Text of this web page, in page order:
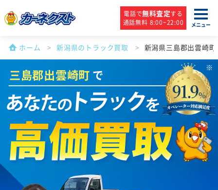
電話で無料査定する
通話無料 8:00~22:00
メニュー
ホーム 新潟県のトラック買取 新潟県三島郡出雲崎
三島郡出雲崎町 で